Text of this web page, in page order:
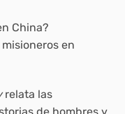
China?
en
relata las
de hombres y